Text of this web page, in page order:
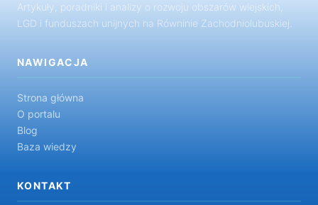
Artykuły, poradniki i analizy o rozwoju obszarów wiejskich,
LGD i funduszach unijnych na Równinie Zachodniolubuskiej.
NAWIGACJA
Strona główna
O portalu
Blog
Baza wiedzy
KONTAKT